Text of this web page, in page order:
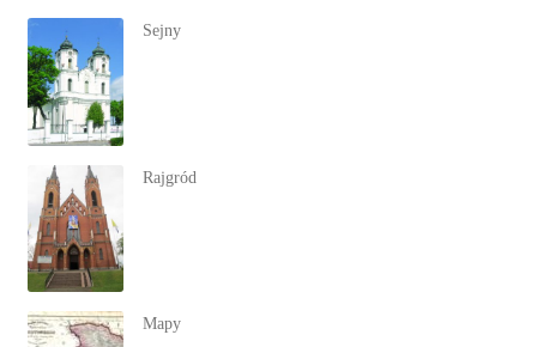
Sejny
Rajgród
Mapy